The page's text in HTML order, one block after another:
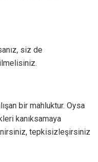
siz de
bir mahluktur. Oysa
kanıksamaya
tepkisizleşirsiniz